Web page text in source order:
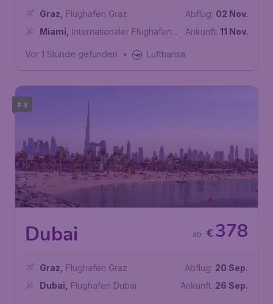
Graz
Flughafen Graz
Miami
Internationaler Flughafen
Abflug: 02 Nov.
Ankunft: 11 Nov.
Vor 1 Stunde gefunden • Lufthansa
# 3
Dubai €378
ab
Graz
Flughafen Graz
Dubai
Flughafen Dubai
Abflug: 20 Sep.
Ankunft: 26 Sep.